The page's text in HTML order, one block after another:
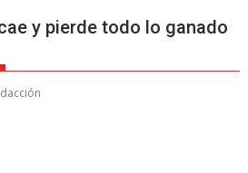
y pierde todo lo ganado